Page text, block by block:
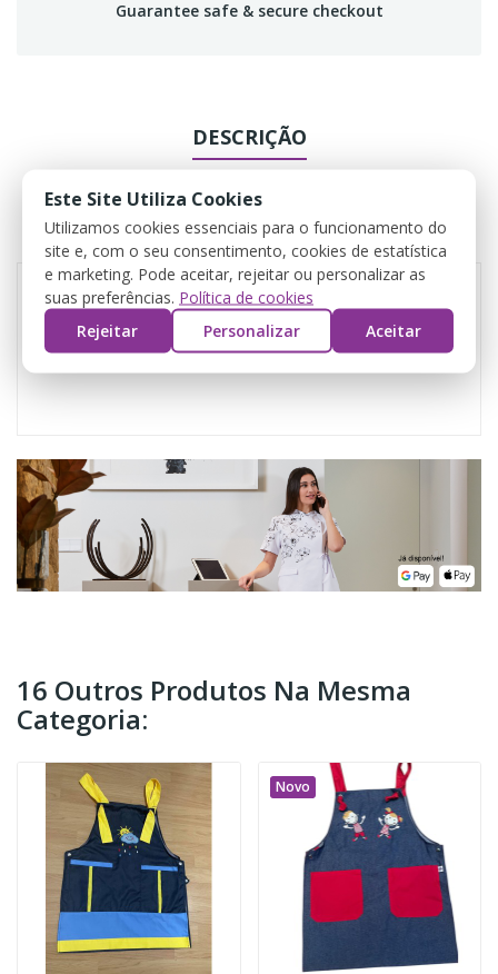
Guarantee safe & secure checkout
DESCRIÇÃO
DADOS DO PRODUTO
COMENTÁRIOS
16 Outros Produtos Na Mesma
Categoria:
Novo
Este Site Utiliza Cookies
Utilizamos cookies essenciais para o funcionamento do
site e, com o seu consentimento, cookies de estatística
e marketing. Pode aceitar, rejeitar ou personalizar as
suas preferências. Política de cookies
Rejeitar
Personalizar Aceitar